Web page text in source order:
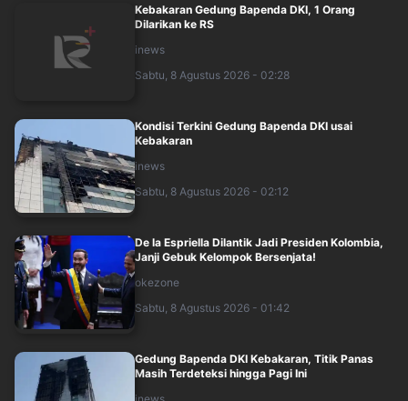
Kebakaran Gedung Bapenda DKI, 1 Orang
Dilarikan ke RS
inews
Sabtu, 8 Agustus 2026 - 02:28
Kondisi Terkini Gedung Bapenda DKI usai
Kebakaran
inews
Sabtu, 8 Agustus 2026 - 02:12
De la Espriella Dilantik Jadi Presiden Kolombia,
Janji Gebuk Kelompok Bersenjata!
okezone
Sabtu, 8 Agustus 2026 - 01:42
Gedung Bapenda DKI Kebakaran, Titik Panas
Masih Terdeteksi hingga Pagi Ini